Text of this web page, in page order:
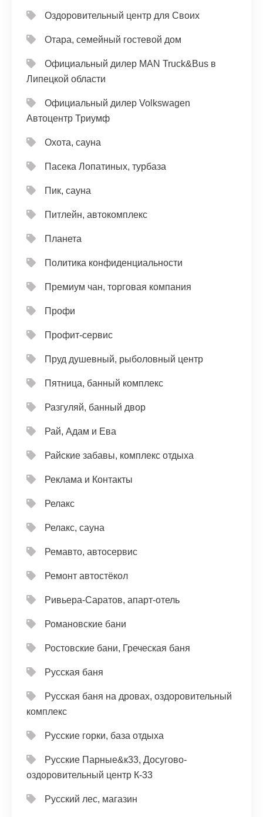
Оздоровительный центр для Своих
Отара, семейный гостевой дом
Официальный дилер MAN Truck&Bus в
Липецкой области
Официальный дилер Volkswagen
Автоцентр Триумф
Охота, сауна
Пасека Лопатиных, турбаза
Пик, сауна
Питлейн, автокомплекс
Планета
Политика конфиденциальности
Премиум чан, торговая компания
Профи
Профит-сервис
Пруд душевный, рыболовный центр
Пятница, банный комплекс
Разгуляй, банный двор
Рай, Адам и Ева
Райские забавы, комплекс отдыха
Реклама и Контакты
Релакс
Релакс, сауна
Ремавто, автосервис
Ремонт автостёкол
Ривьера-Саратов, апарт-отель
Романовские бани
Ростовские бани, Греческая баня
Русская баня
Русская баня на дровах, оздоровительный
комплекс
Русские горки, база отдыха
Русские Парные&к33, Досугово-
оздоровительный центр К-33
Русский лес, магазин